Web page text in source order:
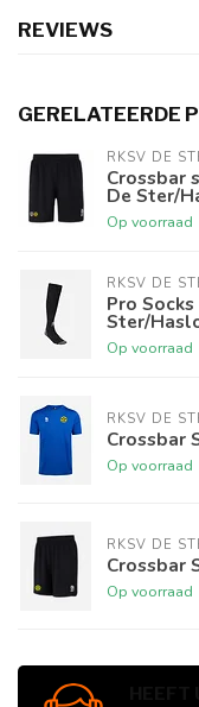
REVIEWS
GERELATEERDE
RKSV DE
Crossbar
De Ster/
Op voorraad
RKSV DE
Pro
Ster/
Op voorraad
RKSV DE
Crossbar
Op voorraad
RKSV DE
Crossbar
Op voorraad